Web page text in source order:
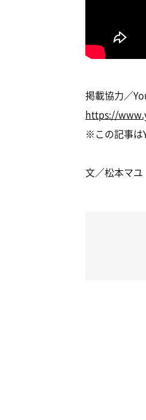
掲載協力／
https://
※この記事は
文／松本マユ